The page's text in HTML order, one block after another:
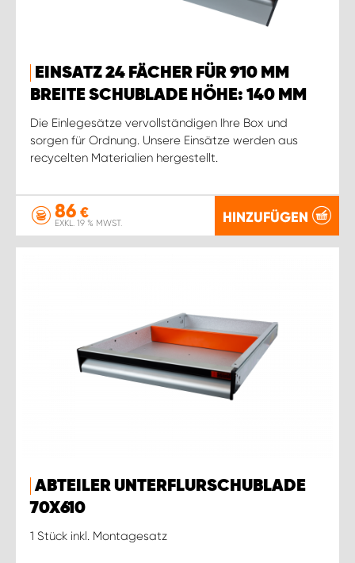
EINSATZ 24 FÄCHER FÜR 910 MM
BREITE SCHUBLADE HÖHE: 140 MM
Die Einlegesätze vervollständigen Ihre Box und
sorgen für Ordnung. Unsere Einsätze werden aus
recycelten Materialien hergestellt.
86 €
EXKL. 19 % MWST. HINZUFÜGEN
ABTEILER UNTERFLURSCHUBLADE
70X610
1 Stück inkl. Montagesatz